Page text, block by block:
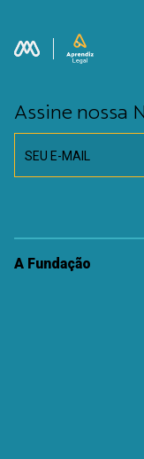
Assine nossa
SEU E-MAIL
A Fundação